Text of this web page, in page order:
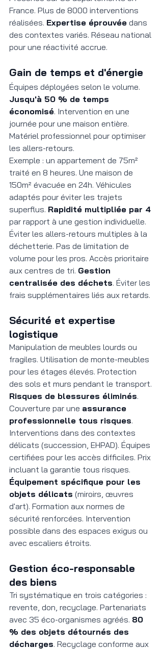
France. Plus de 8000 interventions
réalisées. Expertise éprouvée dans
des contextes variés. Réseau national
pour une réactivité accrue.
Gain de temps et d'énergie
Équipes déployées selon le volume.
Jusqu'à 50 % de temps
économisé. Intervention en une
journée pour une maison entière.
Matériel professionnel pour optimiser
les allers-retours.
Exemple : un appartement de 75m²
traité en 8 heures. Une maison de
150m² évacuée en 24h. Véhicules
adaptés pour éviter les trajets
superflus. Rapidité multipliée par 4
par rapport à une gestion individuelle.
Éviter les allers-retours multiples à la
déchetterie. Pas de limitation de
volume pour les pros. Accès prioritaire
aux centres de tri. Gestion
centralisée des déchets. Éviter les
frais supplémentaires liés aux retards.
Sécurité et expertise
logistique
Manipulation de meubles lourds ou
fragiles. Utilisation de monte-meubles
pour les étages élevés. Protection
des sols et murs pendant le transport.
Risques de blessures éliminés.
Couverture par une assurance
professionnelle tous risques.
Interventions dans des contextes
délicats (succession, EHPAD). Équipes
certifiées pour les accès difficiles. Prix
incluant la garantie tous risques.
Équipement spécifique pour les
objets délicats (miroirs, œuvres
d'art). Formation aux normes de
sécurité renforcées. Intervention
possible dans des espaces exigus ou
avec escaliers étroits.
Gestion éco-responsable
des biens
Tri systématique en trois catégories :
revente, don, recyclage. Partenariats
avec 35 éco-organismes agréés. 80
% des objets détournés des
décharges. Recyclage conforme aux